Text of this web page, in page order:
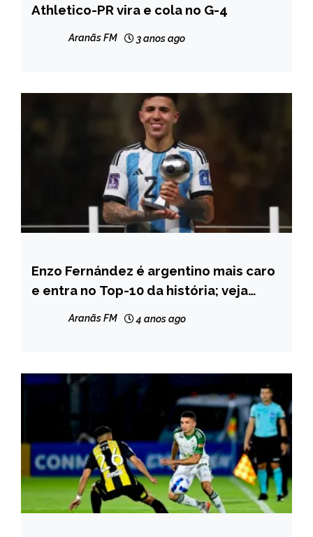
NOTÍCIAS
Athletico-PR vira e cola no G-4
Aranãs FM 3 anos ago
ESPORTES
Enzo Fernández é argentino mais caro
e entra no Top-10 da história; veja
Aranãs FM 4 anos ago